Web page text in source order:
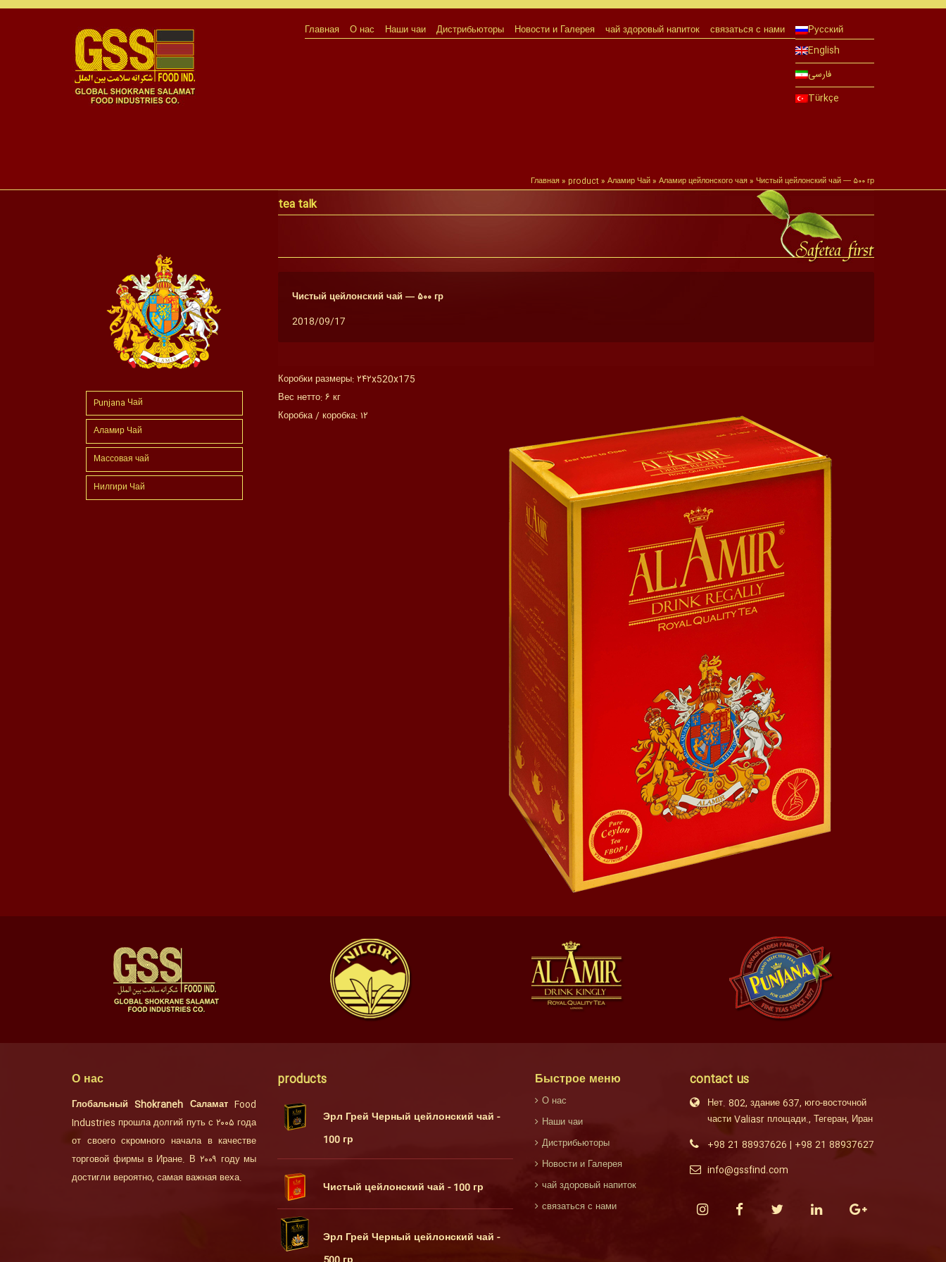
Русский
English
فارسی
Türkçe
Главная О нас Наши чаи Дистрибьюторы Новости и Галерея чай здоровый напиток связаться с нами
Главная» product» Аламир Чай» Аламир цейлонского чая» Чистый цейлонский чай — ۵۰۰ гр
tea talk
Чистый цейлонский чай — ۵۰۰ гр
2018/09/17
Коробки размеры: ۲۴۲x520x175
Вес нетто: ۶ кг
Коробка / коробка: ۱۲
Punjana Чай
Аламир Чай
Массовая чай
Нилгири Чай
О нас
Глобальный Shokraneh Саламат Food
Industries прошла долгий путь с ۲۰۰۵ года
от своего скромного начала в качестве
торговой фирмы в Иране. В ۲۰۰۹ году мы
достигли вероятно, самая важная веха.
products
Эрл Грей Черный цейлонский чай -
100 гр
Чистый цейлонский чай - 100 гр
Эрл Грей Черный цейлонский чай -
Быстрое меню
О нас
Наши чаи
Дистрибьюторы
Новости и Галерея
чай здоровый напиток
связаться с нами
contact us
Нет. 802, здание 637, юго-восточной
части Valiasr площади., Тегеран, Иран
+98 21 88937626 | +98 21 88937627
info@gssfind.com